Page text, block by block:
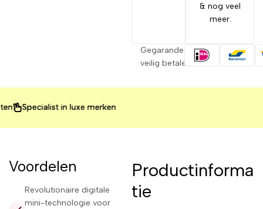
& nog veel
meer.
Gegarandeerd
veilig betalen
in luxe merken
in luxe merken
in luxe merken
Voordelen
Revolutionaire digitale
mini-technologie voor
Productinforma
tie